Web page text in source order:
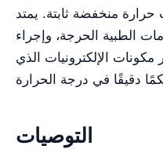
منخفضة ثابتة. يمتد
الطبية الحرجة، وإجراء
مكونات الإلكترونيات الذي
التوصيات